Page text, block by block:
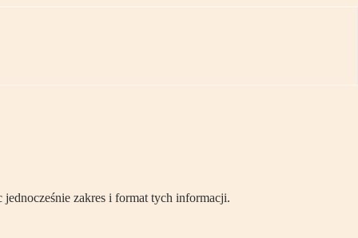
zakres i format tych informacji.